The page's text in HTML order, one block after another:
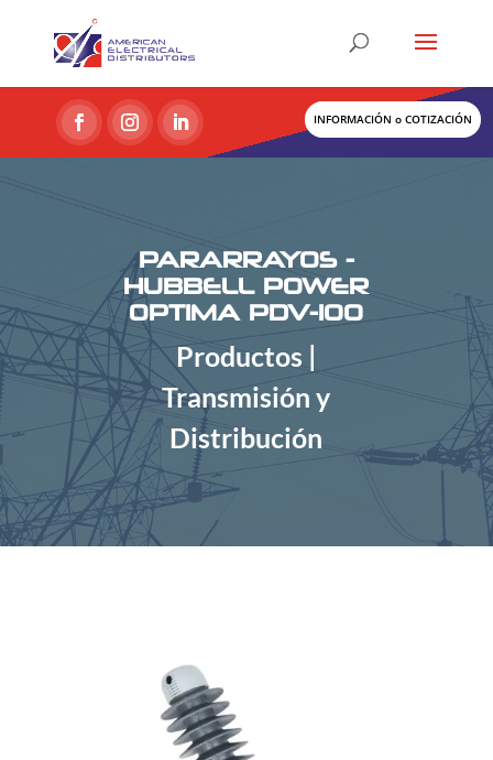
INFORMACIÓN o COTIZACIÓN
PARARRAYOS -
HUBBELL POWER
OPTIMA PDV-100
Productos |
Transmisión y
Distribución